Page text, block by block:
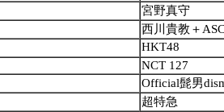
宮野真守
西川貴教＋
HKT48
NCT 127
Official髭男
超特急